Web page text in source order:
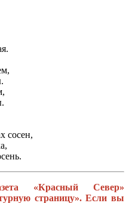
сосен,
«Красный Север»
страницу». Если вы